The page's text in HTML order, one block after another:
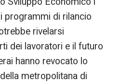
programmi di rilancio
rivelarsi
dei lavoratori e il futuro
hanno revocato lo
metropolitana di